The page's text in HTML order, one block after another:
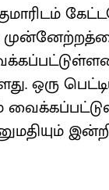
ஒரு
இன்றி